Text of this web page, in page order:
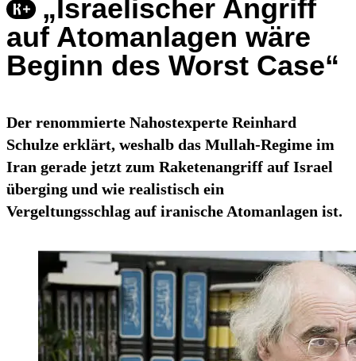
„Israelischer Angriff
auf Atomanlagen wäre
Beginn des Worst Case“
Der renommierte Nahostexperte Reinhard
Schulze erklärt, weshalb das Mullah-Regime im
Iran gerade jetzt zum Raketenangriff auf Israel
überging und wie realistisch ein
Vergeltungsschlag auf iranische Atomanlagen ist.